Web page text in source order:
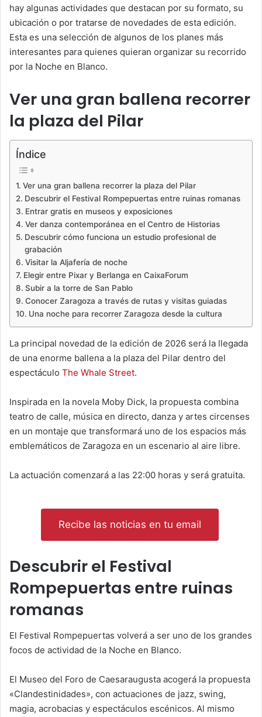
hay algunas actividades que destacan por su formato, su
ubicación o por tratarse de novedades de esta edición.
Esta es una selección de algunos de los planes más
interesantes para quienes quieran organizar su recorrido
por la Noche en Blanco.
Ver una gran ballena recorrer
la plaza del Pilar
Índice
Ver una gran ballena recorrer la plaza del Pilar
Descubrir el Festival Rompepuertas entre ruinas romanas
Entrar gratis en museos y exposiciones
Ver danza contemporánea en el Centro de Historias
Descubrir cómo funciona un estudio profesional de
grabación
Visitar la Aljafería de noche
Elegir entre Pixar y Berlanga en CaixaForum
Subir a la torre de San Pablo
Conocer Zaragoza a través de rutas y visitas guiadas
Una noche para recorrer Zaragoza desde la cultura
La principal novedad de la edición de 2026 será la llegada
de una enorme ballena a la plaza del Pilar dentro del
espectáculo The Whale Street.
Inspirada en la novela Moby Dick, la propuesta combina
teatro de calle, música en directo, danza y artes circenses
en un montaje que transformará uno de los espacios más
emblemáticos de Zaragoza en un escenario al aire libre.
La actuación comenzará a las 22:00 horas y será gratuita.
Recibe las noticias en tu email
Descubrir el Festival
Rompepuertas entre ruinas
romanas
El Festival Rompepuertas volverá a ser uno de los grandes
focos de actividad de la Noche en Blanco.
El Museo del Foro de Caesaraugusta acogerá la propuesta
«Clandestinidades», con actuaciones de jazz, swing,
magia, acrobacias y espectáculos escénicos. Al mismo